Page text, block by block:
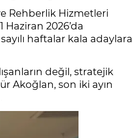
Rehberlik Hizmetleri
2026’da
haftalar kala adaylara
değil, stratejik
Akoğlan, son iki ayın